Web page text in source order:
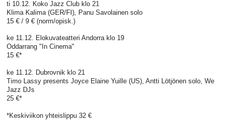
ti 10.12. Koko Jazz Club klo 21
Klima Kalima (GER/FI), Panu Savolainen solo
15 € / 9 € (norm/opisk.)
ke 11.12. Elokuvateatteri Andorra klo 19
Oddarrang "In Cinema"
15 €*
ke 11.12. Dubrovnik klo 21
Timo Lassy presents Joyce Elaine Yuille (US), Antti Lötjönen solo, We
Jazz DJs
25 €*
*Keskiviikon yhteislippu 32 €